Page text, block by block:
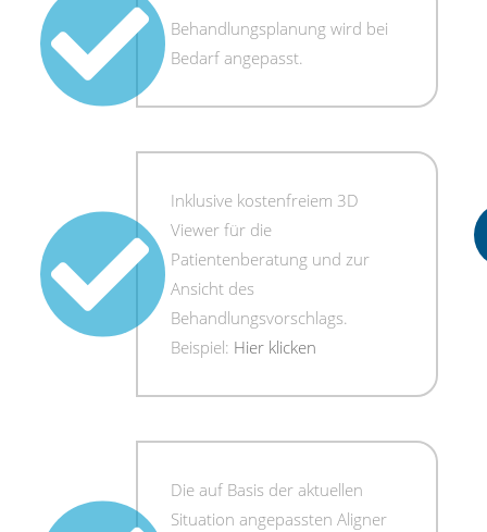
Behandlungsplanung wird bei
Bedarf angepasst.
Inklusive kostenfreiem 3D
Viewer für die
Patientenberatung und zur
Ansicht des
Behandlungsvorschlags.
Beispiel: Hier klicken
Die auf Basis der aktuellen
Situation angepassten Aligner